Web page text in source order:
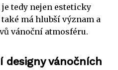
tedy nejen esteticky
má hlubší význam a
vánoční atmosféru.
designy vánočních